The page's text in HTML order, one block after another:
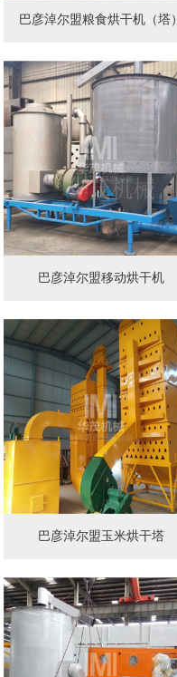
巴彦淖尔盟粮食烘干机（塔）
巴彦淖尔盟移动烘干机
巴彦淖尔盟玉米烘干塔